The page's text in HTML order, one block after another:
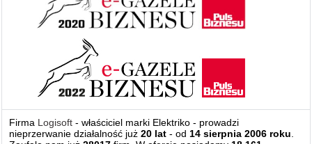
Firma Logisoft - właściciel marki Elektriko - prowadzi
nieprzerwanie działalność już20 lat - od14 sierpnia 2006 roku.